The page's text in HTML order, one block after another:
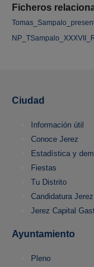
Ficheros
Ciudad
Información útil
Conoce Jerez
Estadística y
Fiestas
Tu Distrito
Candidatura Jerez
Jerez Capital
Ayuntamiento
Pleno